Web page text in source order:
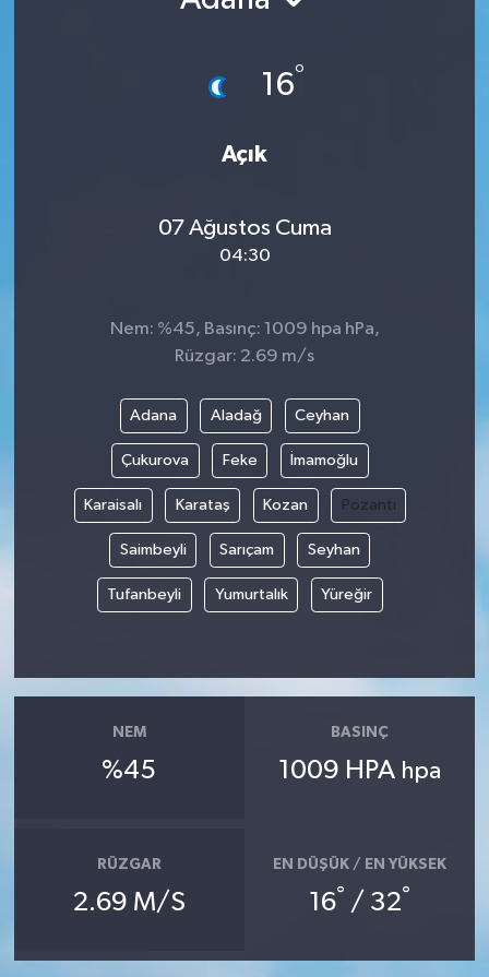
16°
Açık
07 Ağustos Cuma
04:30
Nem: %45, Basınç: 1009 hpa hPa,
Rüzgar: 2.69 m/s
Adana Aladağ Ceyhan
Çukurova Feke İmamoğlu
Karaisalı Karataş Kozan Pozantı
Saimbeyli Sarıçam Seyhan
Tufanbeyli Yumurtalık Yüreğir
NEM
%45
BASINÇ
1009 HPA hpa
RÜZGAR
2.69 M/S
EN DÜŞÜK / EN YÜKSEK
16° / 32°
Son Dakika
Yaşam